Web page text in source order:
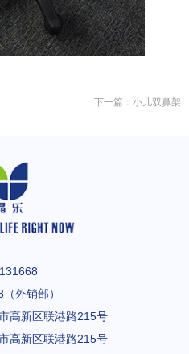
下一篇： 小儿双鼻架
外销部）
高新区联港路215号
高新区联港路215号